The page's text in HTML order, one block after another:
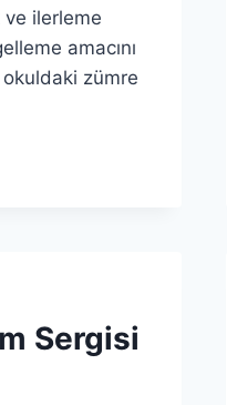
ve ilerleme
amacını
zümre
Sergisi